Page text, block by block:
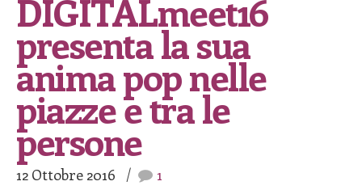
DIGITALmeet16
presenta la sua
anima pop nelle
piazze e tra le
persone
12 Ottobre 2016 1